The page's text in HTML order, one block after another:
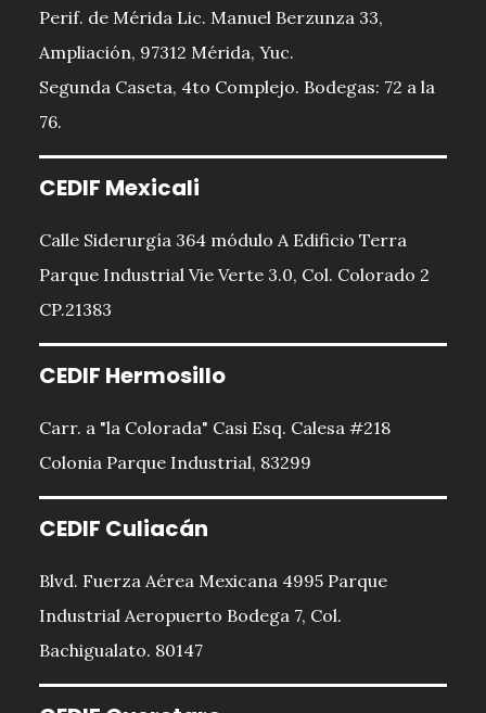
Perif. de Mérida Lic. Manuel Berzunza 33,
Ampliación, 97312 Mérida, Yuc.
Segunda Caseta, 4to Complejo. Bodegas: 72 a la
76.
CEDIF Mexicali
Calle Siderurgía 364 módulo A Edificio Terra
Parque Industrial Vie Verte 3.0, Col. Colorado 2
CP.21383
CEDIF Hermosillo
Carr. a "la Colorada" Casi Esq. Calesa #218
Colonia Parque Industrial, 83299
CEDIF Culiacán
Blvd. Fuerza Aérea Mexicana 4995 Parque
Industrial Aeropuerto Bodega 7, Col.
Bachigualato. 80147